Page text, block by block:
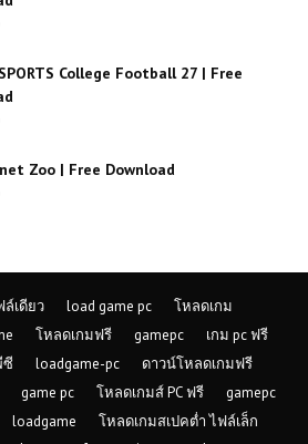
Warrior
Download
Super Slam
| Free Download
World Evolution |
Elite V2 | Free
College Football 27 | Free
Zoo | Free Download
ล์เดียว load game pc
โหลดเกม
โหลดเกมฟรี gamepc
เกม pc ฟรี
ซี loadgame-pc
ดาวน์โหลดเกมฟรี
game pc โหลดเกมส์ PC ฟรี
gamepc
loadgame
โหลดเกมสเปคต่ำ ไฟล์เล็ก